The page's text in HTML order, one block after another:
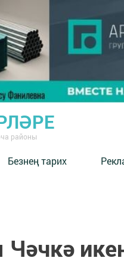
районы
Безнең тарих